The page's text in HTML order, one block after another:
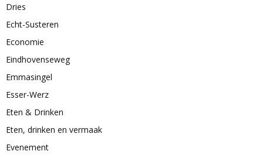
Dries
Echt-Susteren
Economie
Eindhovenseweg
Emmasingel
Esser-Werz
Eten & Drinken
Eten, drinken en vermaak
Evenement